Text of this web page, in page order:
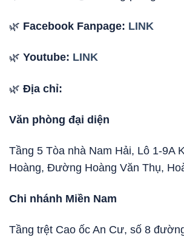
🌿 Facebook Fanpage: LINK
🌿 Youtube: LINK
🌿 Địa chỉ:
Văn phòng đại diện
Tầng 5 Tòa nhà Nam Hải, Lô 1-9A
Hoàng, Đường Hoàng Văn Thụ,
Chi nhánh Miền Nam
Tầng trệt Cao ốc An Cư, số 8